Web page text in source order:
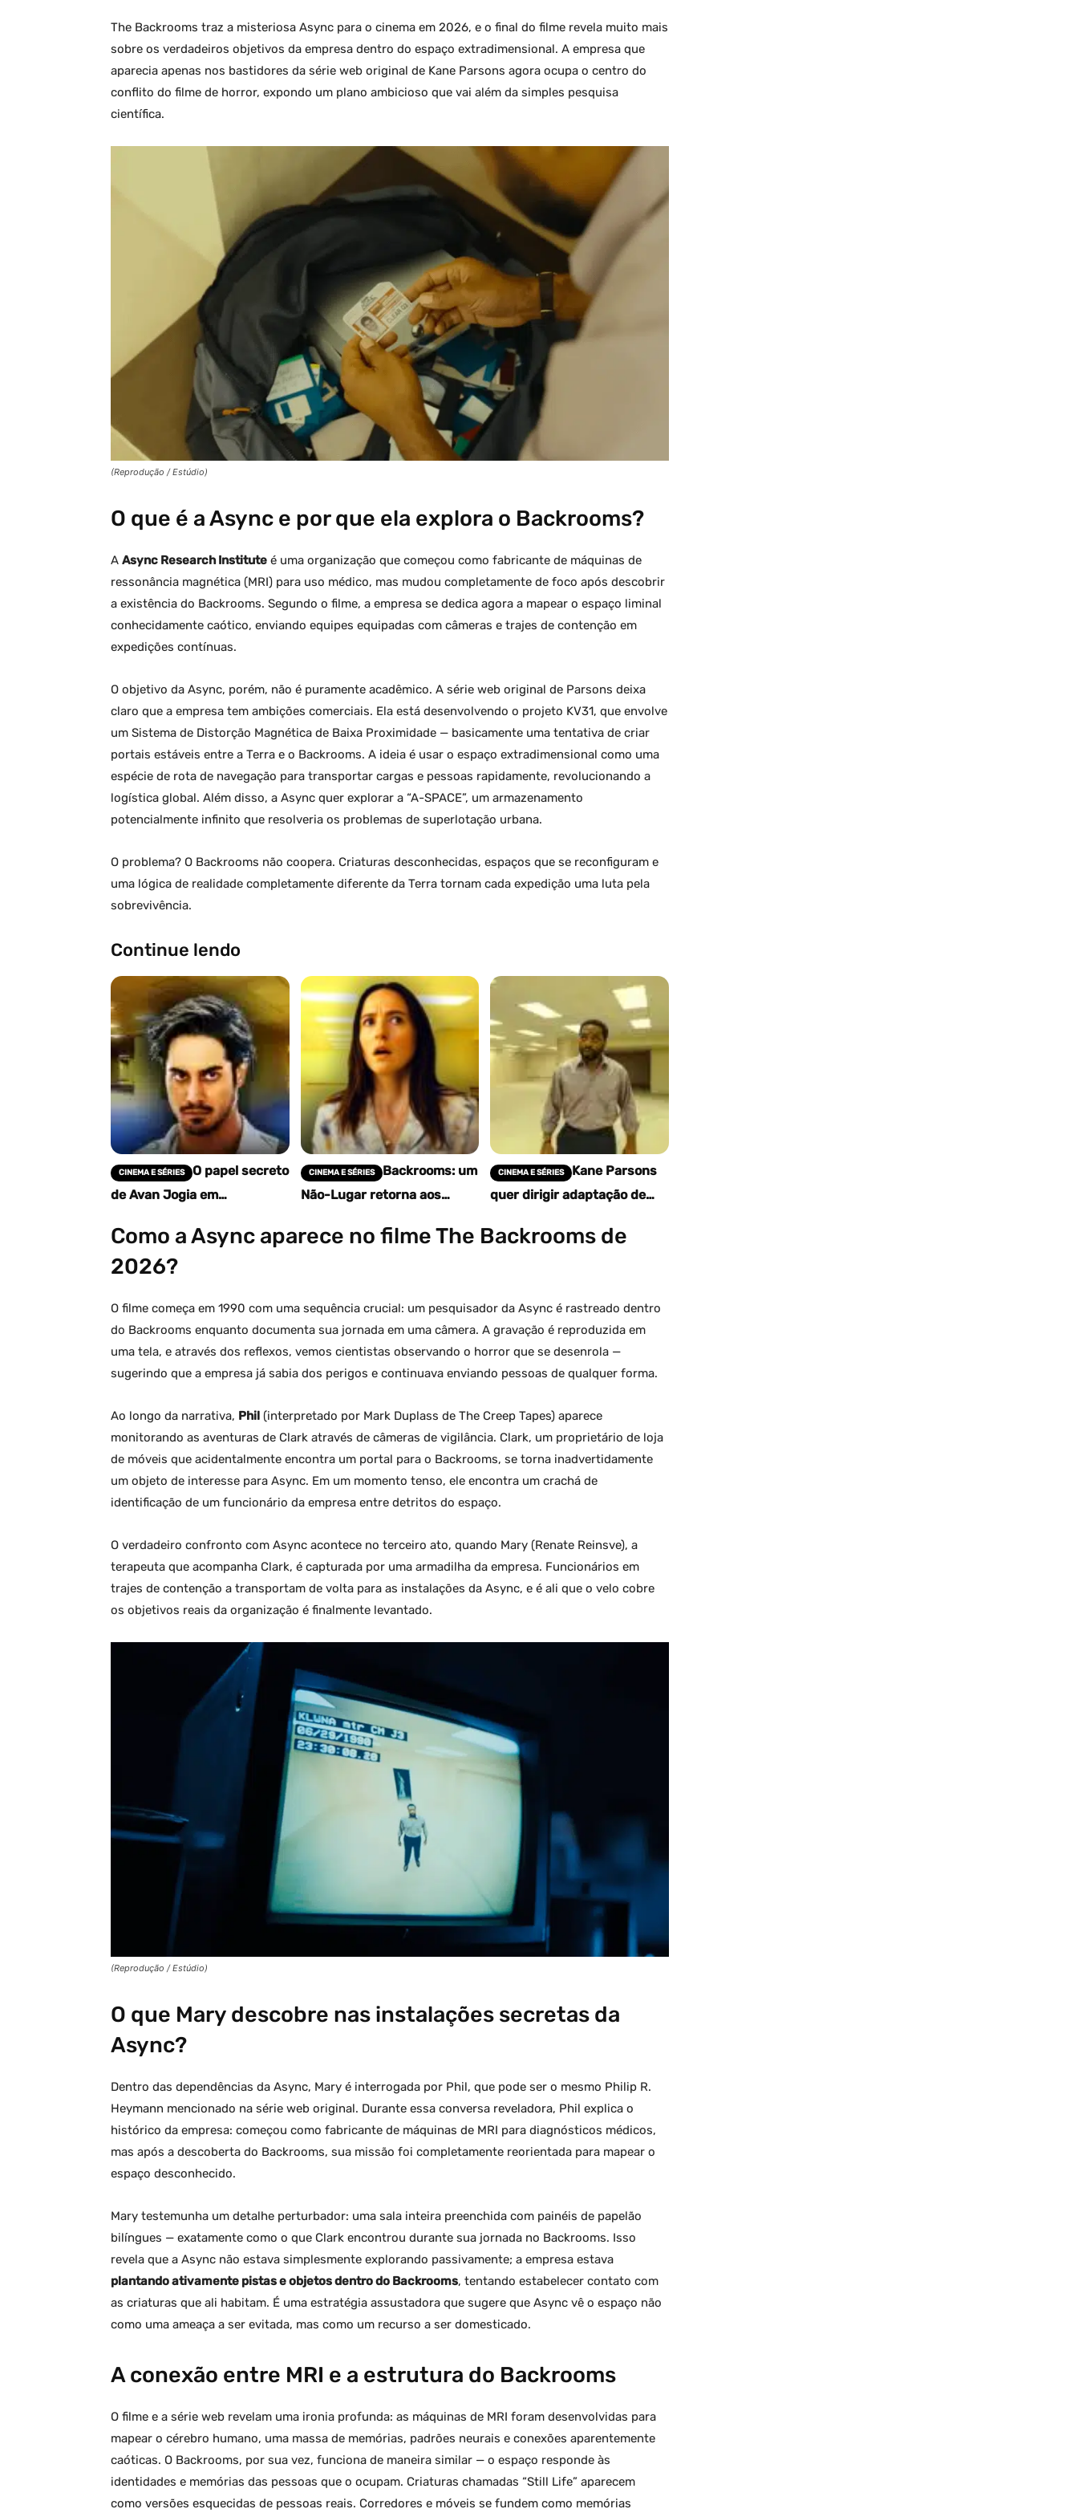
The Backrooms traz a misteriosa Async para o cinema em 2026, e o final do filme revela muito mais
sobre os verdadeiros objetivos da empresa dentro do espaço extradimensional. A empresa que
aparecia apenas nos bastidores da série web original de Kane Parsons agora ocupa o centro do
conflito do filme de horror, expondo um plano ambicioso que vai além da simples pesquisa
científica.
(Reprodução / Estúdio)
O que é a Async e por que ela explora o Backrooms?
A Async Research Institute é uma organização que começou como fabricante de máquinas de
ressonância magnética (MRI) para uso médico, mas mudou completamente de foco após descobrir
a existência do Backrooms. Segundo o filme, a empresa se dedica agora a mapear o espaço liminal
conhecidamente caótico, enviando equipes equipadas com câmeras e trajes de contenção em
expedições contínuas.
O objetivo da Async, porém, não é puramente acadêmico. A série web original de Parsons deixa
claro que a empresa tem ambições comerciais. Ela está desenvolvendo o projeto KV31, que envolve
um Sistema de Distorção Magnética de Baixa Proximidade — basicamente uma tentativa de criar
portais estáveis entre a Terra e o Backrooms. A ideia é usar o espaço extradimensional como uma
espécie de rota de navegação para transportar cargas e pessoas rapidamente, revolucionando a
logística global. Além disso, a Async quer explorar a “A-SPACE”, um armazenamento
potencialmente infinito que resolveria os problemas de superlotação urbana.
O problema? O Backrooms não coopera. Criaturas desconhecidas, espaços que se reconfiguram e
uma lógica de realidade completamente diferente da Terra tornam cada expedição uma luta pela
sobrevivência.
Continue lendo
CINEMA E SÉRIES
O papel secreto
de Avan Jogia em
universo creepypasta
CINEMA E SÉRIES
Backrooms: um
Não-Lugar retorna aos
inéditos da série YouTube
CINEMA E SÉRIES
Kane Parsons
quer dirigir adaptação de
Backrooms
Como a Async aparece no filme The Backrooms de
2026?
O filme começa em 1990 com uma sequência crucial: um pesquisador da Async é rastreado dentro
do Backrooms enquanto documenta sua jornada em uma câmera. A gravação é reproduzida em
uma tela, e através dos reflexos, vemos cientistas observando o horror que se desenrola —
sugerindo que a empresa já sabia dos perigos e continuava enviando pessoas de qualquer forma.
Ao longo da narrativa, Phil (interpretado por Mark Duplass de The Creep Tapes) aparece
monitorando as aventuras de Clark através de câmeras de vigilância. Clark, um proprietário de loja
de móveis que acidentalmente encontra um portal para o Backrooms, se torna inadvertidamente
um objeto de interesse para Async. Em um momento tenso, ele encontra um crachá de
identificação de um funcionário da empresa entre detritos do espaço.
O verdadeiro confronto com Async acontece no terceiro ato, quando Mary (Renate Reinsve), a
terapeuta que acompanha Clark, é capturada por uma armadilha da empresa. Funcionários em
trajes de contenção a transportam de volta para as instalações da Async, e é ali que o velo cobre
os objetivos reais da organização é finalmente levantado.
(Reprodução / Estúdio)
O que Mary descobre nas instalações secretas da
Async?
Dentro das dependências da Async, Mary é interrogada por Phil, que pode ser o mesmo Philip R.
Heymann mencionado na série web original. Durante essa conversa reveladora, Phil explica o
histórico da empresa: começou como fabricante de máquinas de MRI para diagnósticos médicos,
mas após a descoberta do Backrooms, sua missão foi completamente reorientada para mapear o
espaço desconhecido.
Mary testemunha um detalhe perturbador: uma sala inteira preenchida com painéis de papelão
bilíngues — exatamente como o que Clark encontrou durante sua jornada no Backrooms. Isso
revela que a Async não estava simplesmente explorando passivamente; a empresa estava
plantando ativamente pistas e objetos dentro do Backrooms, tentando estabelecer contato com
as criaturas que ali habitam. É uma estratégia assustadora que sugere que Async vê o espaço não
como uma ameaça a ser evitada, mas como um recurso a ser domesticado.
A conexão entre MRI e a estrutura do Backrooms
O filme e a série web revelam uma ironia profunda: as máquinas de MRI foram desenvolvidas para
mapear o cérebro humano, uma massa de memórias, padrões neurais e conexões aparentemente
caóticas. O Backrooms, por sua vez, funciona de maneira similar — o espaço responde às
identidades e memórias das pessoas que o ocupam. Criaturas chamadas “Still Life” aparecem
como versões esquecidas de pessoas reais. Corredores e móveis se fundem como memórias